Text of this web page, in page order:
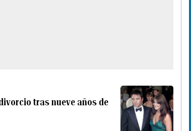
tras nueve años de